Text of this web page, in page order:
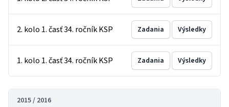
2. kolo 1. časť 34. ročník KSP Zadania Výsledky
1. kolo 1. časť 34. ročník KSP Zadania Výsledky
2015 / 2016